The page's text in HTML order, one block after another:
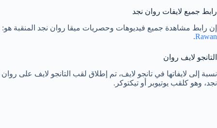
رابط جميع لايفات روان نجد
إن رابط مشاهدة جميع فيديوهات وحصريات ميقا روان نجد المنقبة هو:
Rawan
.
التانجو لايف روان
نسبة إلى لايفاتها في تانجو لايف، تم إطلاق لقب التانجو لايف على روان
نجد، وهو كلقب يوتيوبر أو تيكتوكر.